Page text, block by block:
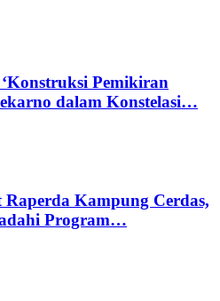
Pemikiran
dalam Konstelasi…
Raperda Kampung Cerdas,
Program…